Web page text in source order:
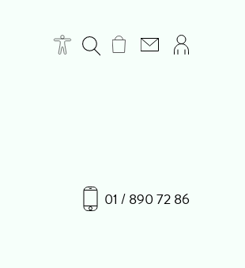
01 / 890 72 86